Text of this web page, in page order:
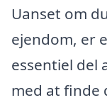
Uanset om
ejendom, er
essentiel del
med at finde